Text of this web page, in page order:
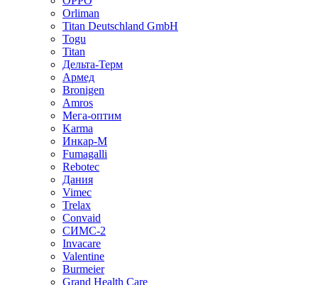
Orliman
Titan Deutschland GmbH
Togu
Titan
Дельта-Терм
Армед
Bronigen
Amros
Мега-оптим
Karma
Инкар-М
Fumagalli
Rebotec
Дания
Vimec
Trelax
Convaid
СИМС-2
Invacare
Valentine
Burmeier
Grand Health Care